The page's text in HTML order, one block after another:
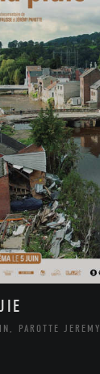
PAROTTE JEREMY